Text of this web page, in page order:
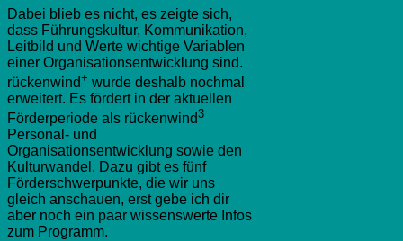
Dabei blieb es nicht, es zeigte sich,
dass Führungskultur, Kommunikation,
Leitbild und Werte wichtige Variablen
einer Organisationsentwicklung sind.
rückenwind+ wurde deshalb nochmal
erweitert. Es fördert in der aktuellen
Förderperiode als rückenwind3
Personal- und
Organisationsentwicklung sowie den
Kulturwandel. Dazu gibt es fünf
Förderschwerpunkte, die wir uns
gleich anschauen, erst gebe ich dir
aber noch ein paar wissenswerte Infos
zum Programm.